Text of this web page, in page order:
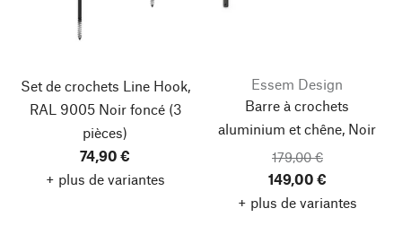
Set de crochets Line Hook,
RAL 9005 Noir foncé(3
pièces)
74,90 €
+ plus de variantes
Essem Design
Barre à crochets
aluminium et chêne, Noir
179,00 €
149,00 €
+ plus de variantes